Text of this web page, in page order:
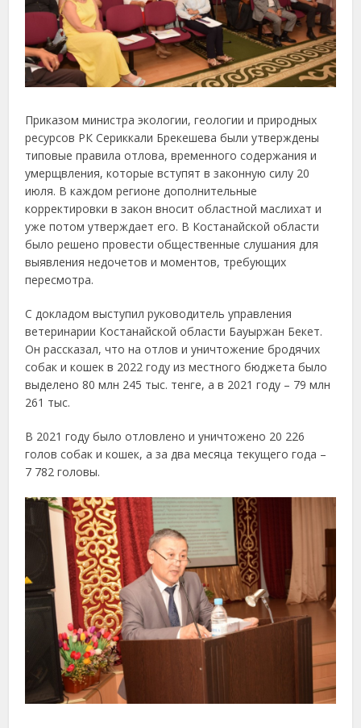
Приказом министра экологии, геологии и природных
ресурсов РК Сериккали Брекешева были утверждены
типовые правила отлова, временного содержания и
умерщвления, которые вступят в законную силу 20
июля. В каждом регионе дополнительные
корректировки в закон вносит областной маслихат и
уже потом утверждает его. В Костанайской области
было решено провести общественные слушания для
выявления недочетов и моментов, требующих
пересмотра.
С докладом выступил руководитель управления
ветеринарии Костанайской области Бауыржан Бекет.
Он рассказал, что на отлов и уничтожение бродячих
собак и кошек в 2022 году из местного бюджета было
выделено 80 млн 245 тыс. тенге, а в 2021 году – 79 млн
261 тыс.
В 2021 году было отловлено и уничтожено 20 226
голов собак и кошек, а за два месяца текущего года –
7 782 головы.